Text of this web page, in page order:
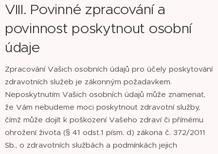
VIII. Povinné zpracování a
povinnost poskytnout osobní
údaje
Zpracování Vašich osobních údajů pro účely poskytování
zdravotních služeb je zákonným požadavkem.
Neposkytnutím Vašich osobních údajů může znamenat,
že Vám nebudeme moci poskytnout zdravotní služby,
čímž může dojít k poškození Vašeho zdraví či přímému
ohrožení života (§ 41 odst.1 písm. d) zákona č. 372/2011
Sb., o zdravotních službách a podmínkách jejich